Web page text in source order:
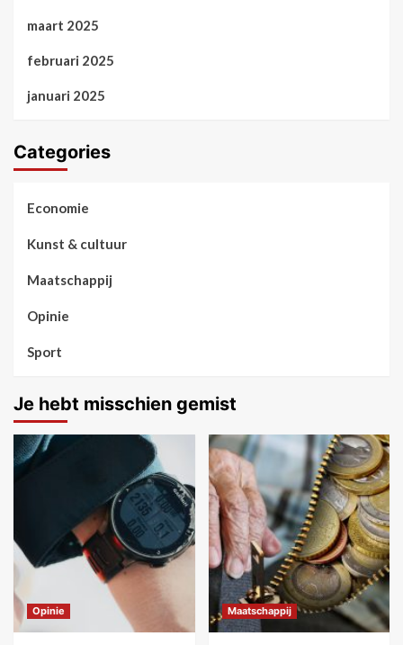
maart 2025
februari 2025
januari 2025
Categories
Economie
Kunst & cultuur
Maatschappij
Opinie
Sport
Je hebt misschien gemist
Opinie Maatschappij